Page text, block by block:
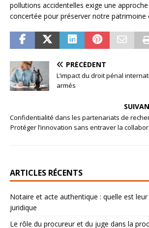
pollutions accidentelles exige une
concertée pour préserver notre patrimoine
PRÉCÉDENT
L’impact du droit pénal
armés
Confidentialité dans les partenariats de
Protéger l’innovation sans entraver la
ARTICLES RÉCENTS
Notaire et acte authentique : quelle est
juridique
Le rôle du procureur et du juge dans la